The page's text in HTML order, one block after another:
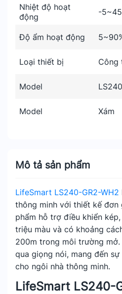
Mô tả sản phẩm
LifeSmart LS240-GR2-WH2
thông minh với thiết kế đơn
phẩm hỗ trợ điều khiển
triệu màu và có khoảng
200m trong môi trường
qua giọng nói, mang đến
cho ngôi nhà thông minh.
LifeSmart LS240-
Nhiệt độ hoạt
động
-
Độ ẩm hoạt động
Loại thiết bị Công
Model
Model Xám